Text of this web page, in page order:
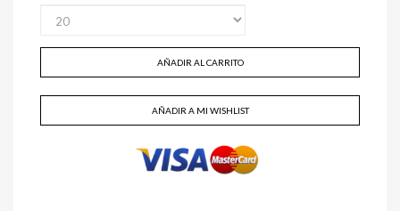
AÑADIR AL CARRITO
AÑADIR A MI WISHLIST